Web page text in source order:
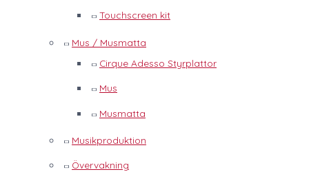
Touchscreen kit
Mus / Musmatta
Cirque Adesso Styrplattor
Mus
Musmatta
Musikproduktion
Övervakning